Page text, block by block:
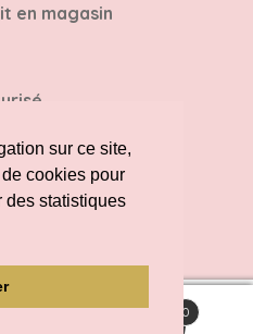
sur ce site,
cookies pour
des statistiques
en magasin
sous 14 jours
0